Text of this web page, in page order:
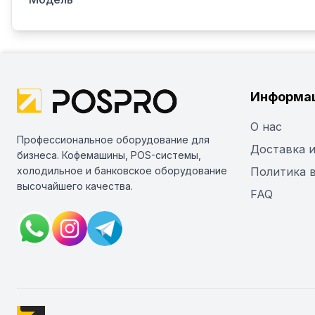
Профессиональное оборудование для
бизнеса. Кофемашины, POS-системы,
холодильное и банковское оборудование
высочайшего качества.
О нас
Доставка
Политика
FAQ